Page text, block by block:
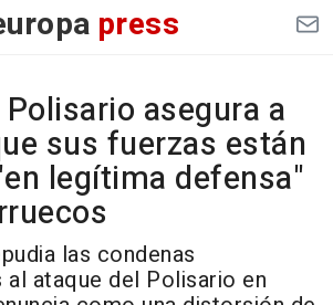
press
asegura a
sus fuerzas están
legítima defensa"
las condenas
al ataque del Polisario en